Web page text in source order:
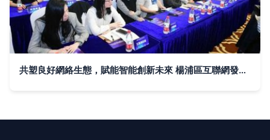
共塑良好網絡生態，賦能智能創新未來 楊浦區互聯網發展協會成立人工智能雙創服務平臺